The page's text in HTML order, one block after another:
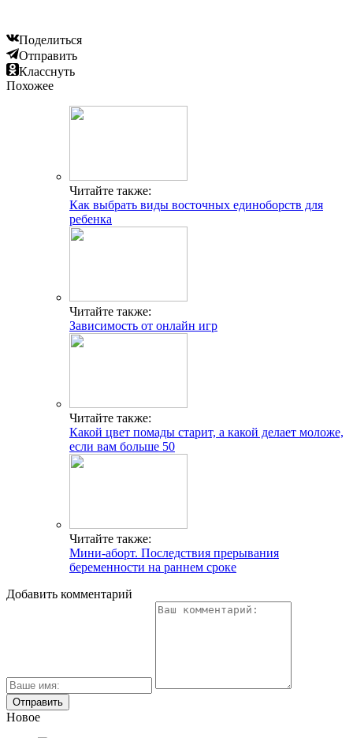
Поделиться
Отправить
Класснуть
Похожее
Читайте также:
Как выбрать виды восточных единоборств для
ребенка
Читайте также:
Зависимость от онлайн игр
Читайте также:
Какой цвет помады старит, а какой делает моложе,
если вам больше 50
Читайте также:
Мини-аборт. Последствия прерывания
беременности на раннем сроке
Добавить комментарий
Новое